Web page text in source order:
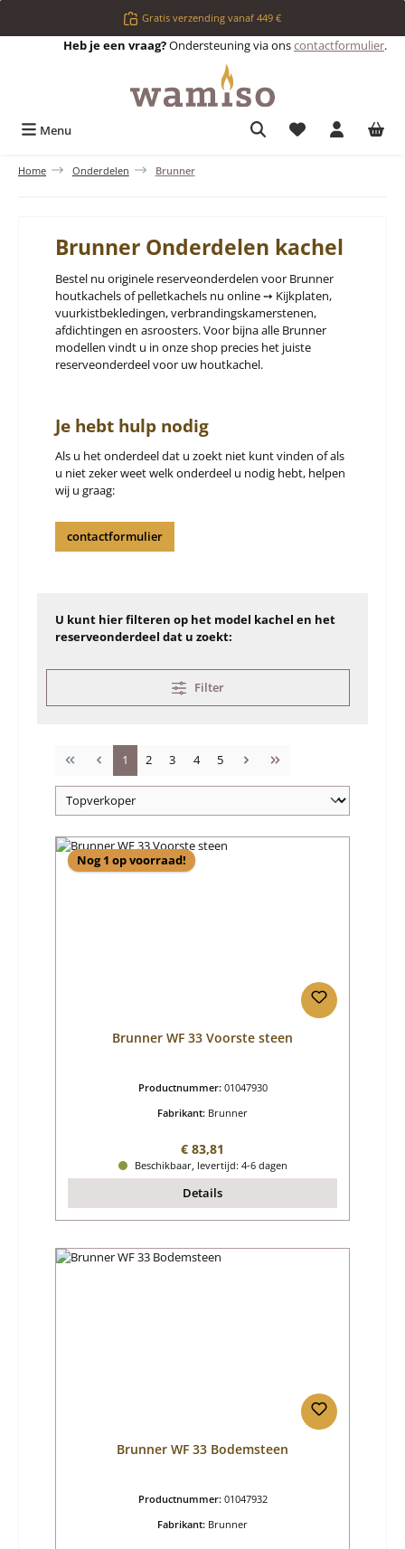
Ga naar de hoofdinhoudGratis verzending vanaf 449 €
Heb je een vraag?Ondersteuning via onscontactformulier.
Menu Je hebt 0 items
Home Onderdelen Brunner
Brunner Onderdelen kachel
Bestel nu originele reserveonderdelen voor Brunner
houtkachels of pelletkachels nu online ➙ Kijkplaten,
vuurkistbekledingen, verbrandingskamerstenen,
afdichtingen en asroosters. Voor bijna alle Brunner
modellen vindt u in onze shop precies het juiste
reserveonderdeel voor uw houtkachel.
Je hebt hulp nodig
Als u het onderdeel dat u zoekt niet kunt vinden of als
u niet zeker weet welk onderdeel u nodig hebt, helpen
wij u graag:
contactformulier
U kunt hier filteren op het model kachel en het
reserveonderdeel dat u zoekt:
Filter
Pagina
1 Pagina
2 Pagina
3 Pagina
4 Pagina
5
Nog 1 op voorraad!
Brunner WF 33 Voorste steen
Productnummer: 01047930
Fabrikant: Brunner
Normale prijs:
€ 83,81
Beschikbaar, levertijd: 4-6 dagen
Details
Brunner WF 33 Bodemsteen
Productnummer: 01047932
Fabrikant: Brunner